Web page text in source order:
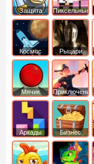
Защита
королевства
Пиксельные
Космос Рыцари
Мячик Приключения
Аркады
Бизнес
симуляторы